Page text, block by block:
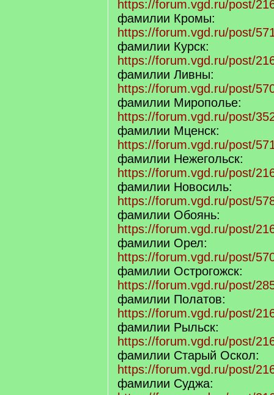
https://forum.vgd.ru/post/
фамилии Кромы:
https://forum.vgd.ru/post/
фамилии Курск:
https://forum.vgd.ru/post/
фамилии Ливны:
https://forum.vgd.ru/post/
фамилии Мирополье:
https://forum.vgd.ru/post/
фамилии Мценск:
https://forum.vgd.ru/post/
фамилии Нежегольск:
https://forum.vgd.ru/post/
фамилии Новосиль:
https://forum.vgd.ru/post/
фамилии Обоянь:
https://forum.vgd.ru/post/
фамилии Орел:
https://forum.vgd.ru/post/
фамилии Острогожск:
https://forum.vgd.ru/post/
фамилии Полатов:
https://forum.vgd.ru/post/
фамилии Рыльск:
https://forum.vgd.ru/post/
фамилии Старый Оскол:
https://forum.vgd.ru/post/
фамилии Суджа: